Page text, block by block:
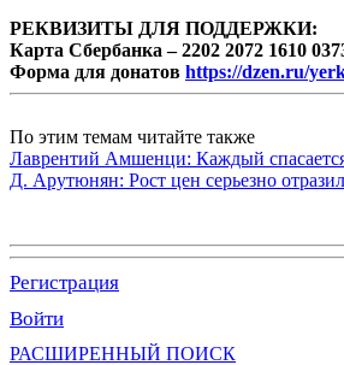
РЕКВИЗИТЫ ДЛЯ ПОДДЕРЖКИ:
Карта Сбербанка – 2202 2072 1610
Форма для донатов https://dzen.ru/
По этим темам читайте также
Лаврентий Амшенци: Каждый
Д. Арутюнян: Рост цен серьезно
Регистрация
Войти
РАСШИРЕННЫЙ ПОИСК